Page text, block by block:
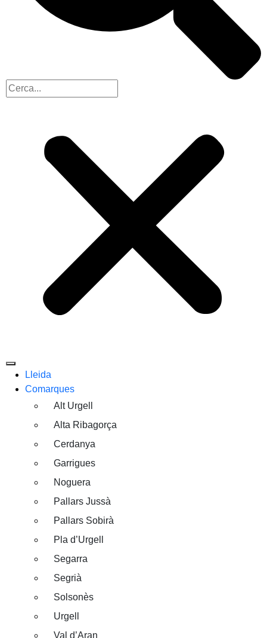
Lleida
Comarques
Alt Urgell
Alta Ribagorça
Cerdanya
Garrigues
Noguera
Pallars Jussà
Pallars Sobirà
Pla d’Urgell
Segarra
Segrià
Solsonès
Urgell
Val d’Aran